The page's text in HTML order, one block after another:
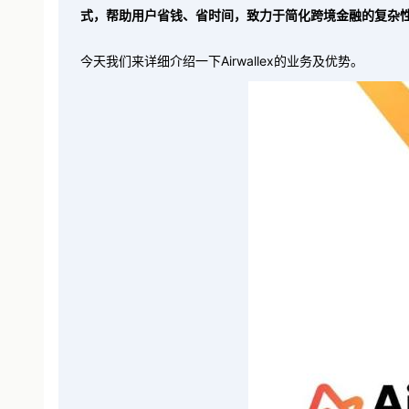
式，帮助用户省钱、省时间，致力于简化跨境金融的复杂
今天我们来详细介绍一下Airwallex的业务及优势。